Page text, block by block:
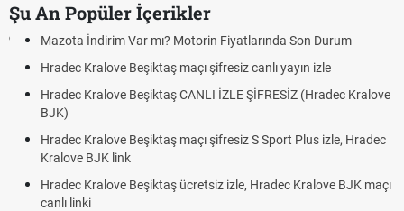
Şu An Popüler İçerikler
Mazota İndirim Var mı? Motorin Fiyatlarında Son Durum
Hradec Kralove Beşiktaş maçı şifresiz canlı yayın izle
Hradec Kralove Beşiktaş CANLI İZLE ŞİFRESİZ (Hradec Kralove
BJK)
Hradec Kralove Beşiktaş maçı şifresiz S Sport Plus izle, Hradec
Kralove BJK link
Hradec Kralove Beşiktaş ücretsiz izle, Hradec Kralove BJK maçı
canlı linki